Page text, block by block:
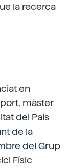
la recerca
en
màster
del País
de la
del Grup
Físic